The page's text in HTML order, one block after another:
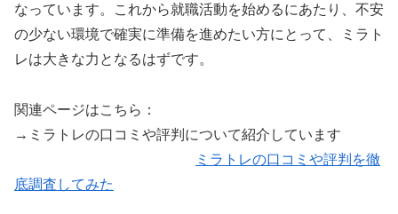
なっています。これから就職活動を始めるにあたり、不安
の少ない環境で確実に準備を進めたい方にとって、ミラト
レは大きな力となるはずです。
関連ページはこちら：
→ミラトレの口コミや評判について紹介しています
ミラトレの口コミや評判を徹
底調査してみた